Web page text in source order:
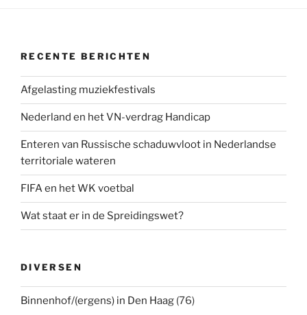
RECENTE BERICHTEN
Afgelasting muziekfestivals
Nederland en het VN-verdrag Handicap
Enteren van Russische schaduwvloot in Nederlandse
territoriale wateren
FIFA en het WK voetbal
Wat staat er in de Spreidingswet?
DIVERSEN
Binnenhof/(ergens) in Den Haag (76)